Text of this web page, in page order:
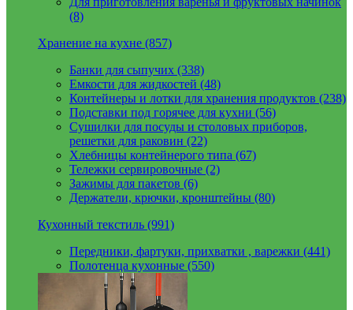
(8)
Хранение на кухне (857)
Банки для сыпучих (338)
Емкости для жидкостей (48)
Контейнеры и лотки для хранения продуктов (238)
Подставки под горячее для кухни (56)
Сушилки для посуды и столовых приборов,
решетки для раковин (22)
Хлебницы контейнерого типа (67)
Тележки сервировочные (2)
Зажимы для пакетов (6)
Держатели, крючки, кронштейны (80)
Кухонный текстиль (991)
Передники, фартуки, прихватки , варежки (441)
Полотенца кухонные (550)